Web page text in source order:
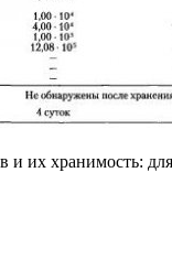
их хранимость: